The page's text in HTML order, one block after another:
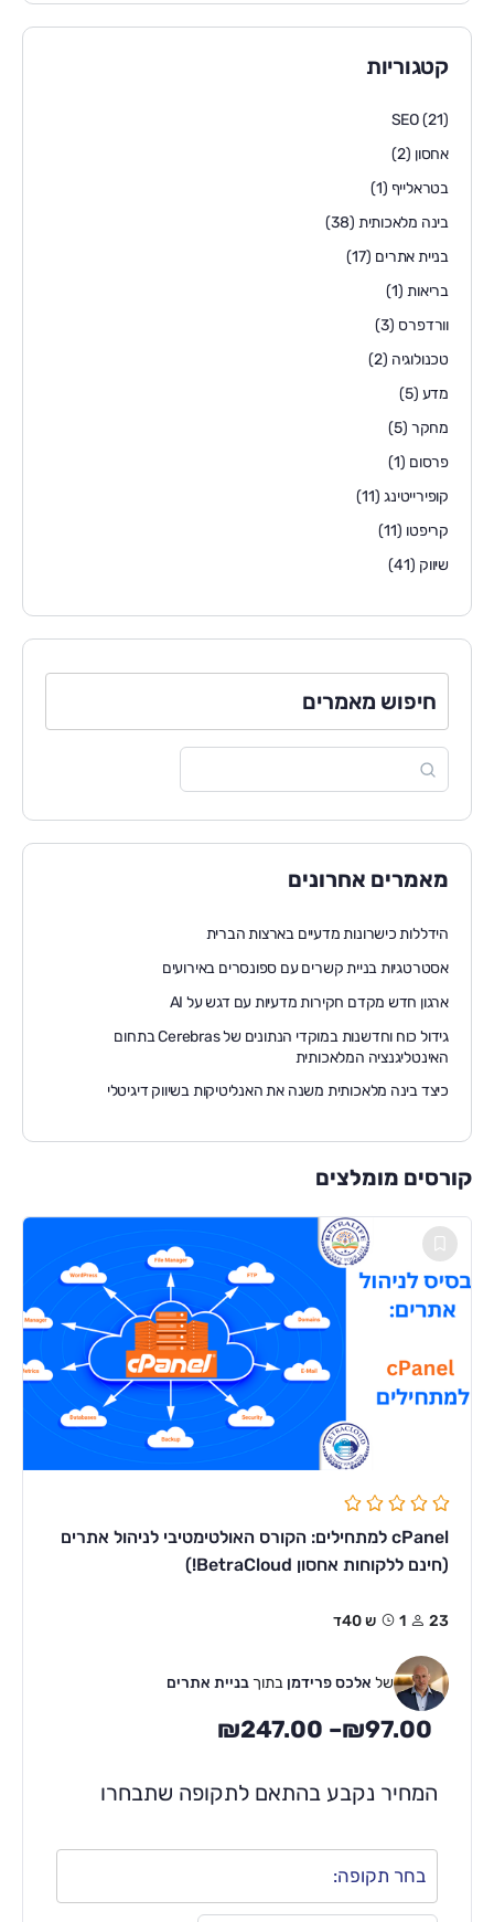
קטגוריות
SEO(21)
אחסון (2)
בטראלייף (1)
בינה מלאכותית (38)
בניית אתרים (17)
בריאות(1)
וורדפרס (3)
טכנולוגיה (2)
מדע (5)
מחקר (5)
פרסום (1)
קופירייטינג(11)
קריפטו (11)
שיווק (41)
חיפוש מאמרים
מאמרים אחרונים
הידללות כישרונות מדעיים בארצות הברית
אסטרטגיות בניית קשרים עם ספונסרים באירועים
ארגון חדש מקדם חקירות מדעיות עם דגש על AI
גידול כוח וחדשנות במוקדי הנתונים של Cerebras בתחום
האינטליגנציה המלאכותית
כיצד בינה מלאכותית משנה את האנליטיקות בשיווק דיגיטלי
קורסים מומלצים
cPanel למתחילים: הקורס האולטימטיבי לניהול אתרים
(חינם ללקוחות אחסון BetraCloud!)
23 1ש 40ד
של אלכס פרידמן בתוך בניית אתרים
₪97.00
–
₪247.00
המחיר נקבע בהתאם לתקופה שתבחרו
בחר תקופה: